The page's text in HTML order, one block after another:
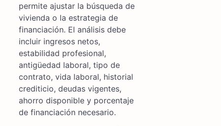
permite ajustar la búsqueda de
vivienda o la estrategia de
financiación. El análisis debe
incluir ingresos netos,
estabilidad profesional,
antigüedad laboral, tipo de
contrato, vida laboral, historial
crediticio, deudas vigentes,
ahorro disponible y porcentaje
de financiación necesario.